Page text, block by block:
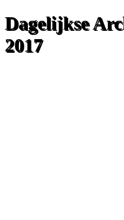
Dagelijkse
2017